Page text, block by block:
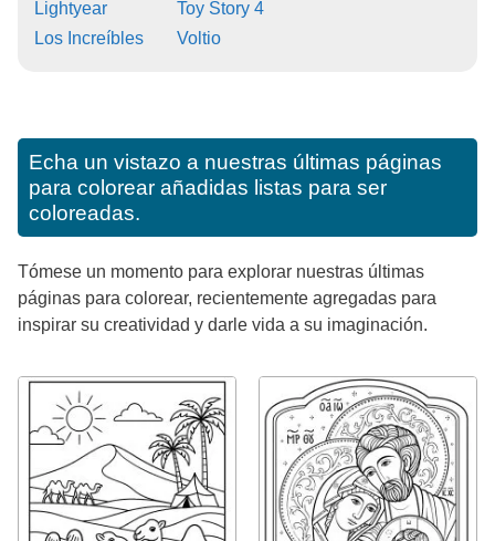
Lightyear
Los Increíbles
Toy Story 4
Voltio
Echa un vistazo a nuestras últimas páginas
para colorear añadidas listas para ser
coloreadas.
Tómese un momento para explorar nuestras últimas
páginas para colorear, recientemente agregadas para
inspirar su creatividad y darle vida a su imaginación.